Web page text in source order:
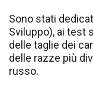
Sono stati
Sviluppo), ai test
delle taglie dei
delle razze più
russo.